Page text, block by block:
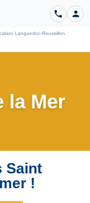
phone person
Languedoc-Roussillon
la Mer
Saint
!